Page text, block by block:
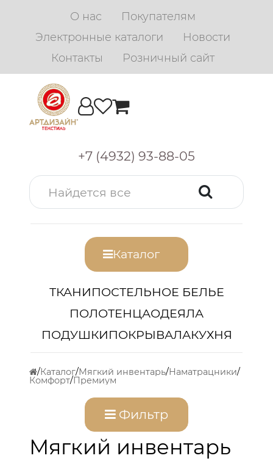
О нас
Покупателям
Электронные каталоги
Новости
Контакты
Розничный сайт
+7 (4932) 93-88-05
Каталог
ТКАНИПОСТЕЛЬНОЕ БЕЛЬЕ
ПОЛОТЕНЦАОДЕЯЛА
ПОДУШКИПОКРЫВАЛАКУХНЯ
Каталог Мягкий инвентарь Наматрацники
Комфорт Премиум
Фильтр
Мягкий инвентарь